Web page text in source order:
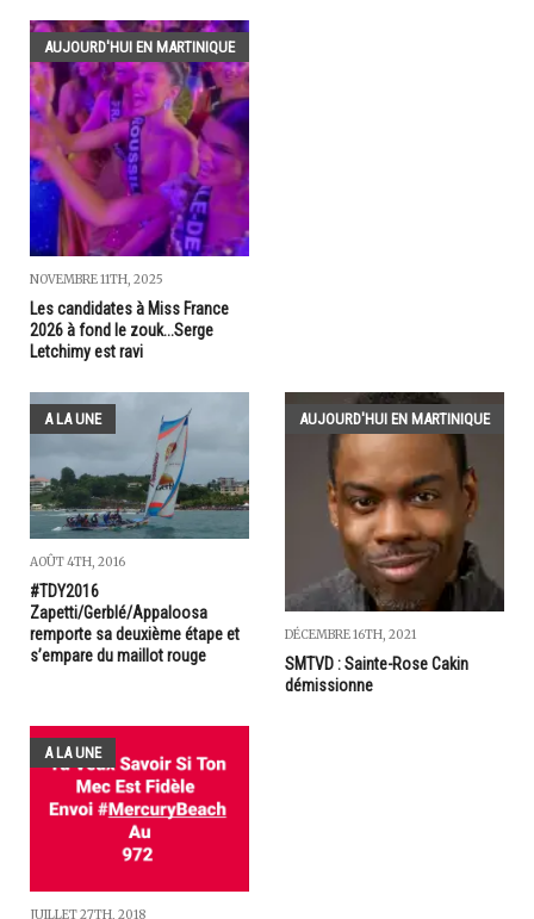
AUJOURD'HUI EN MARTINIQUE
NOVEMBRE 11TH, 2025
Les candidates à Miss France
2026 à fond le zouk...Serge
Letchimy est ravi
A LA UNE
AOÛT 4TH, 2016
#TDY2016
Zapetti/Gerblé/Appaloosa
remporte sa deuxième étape et
s’empare du maillot rouge
AUJOURD'HUI EN MARTINIQUE
DÉCEMBRE 16TH, 2021
SMTVD : Sainte-Rose Cakin
démissionne
A LA UNE
JUILLET 27TH, 2018